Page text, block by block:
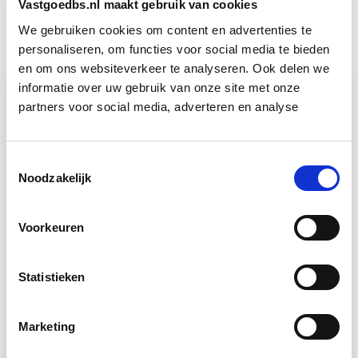
Vastgoedbs.nl maakt gebruik van cookies
We gebruiken cookies om content en advertenties te
personaliseren, om functies voor social media te bieden
en om ons websiteverkeer te analyseren. Ook delen we
informatie over uw gebruik van onze site met onze
partners voor social media, adverteren en analyse
Noodzakelijk
Voorkeuren
Statistieken
Marketing
Projectontwikkeling
10 sep
Aankoop en Verkoop van
overeenkomsten omtrent het aankopen en
verkopen van vastgoed komen in deze module aan
Utrecht